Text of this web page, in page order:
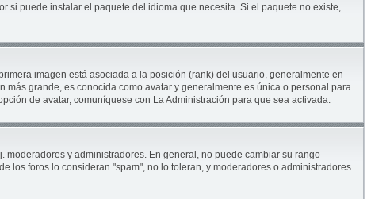
si puede instalar el paquete del idioma que necesita. Si el paquete no existe,
imagen está asociada a la posición (rank) del usuario, generalmente en
grande, es conocida como avatar y generalmente es única o personal para
de avatar, comuníquese con La Administración para que sea activada.
y administradores. En general, no puede cambiar su rango
los foros lo consideran "spam", no lo toleran, y moderadores o administradores